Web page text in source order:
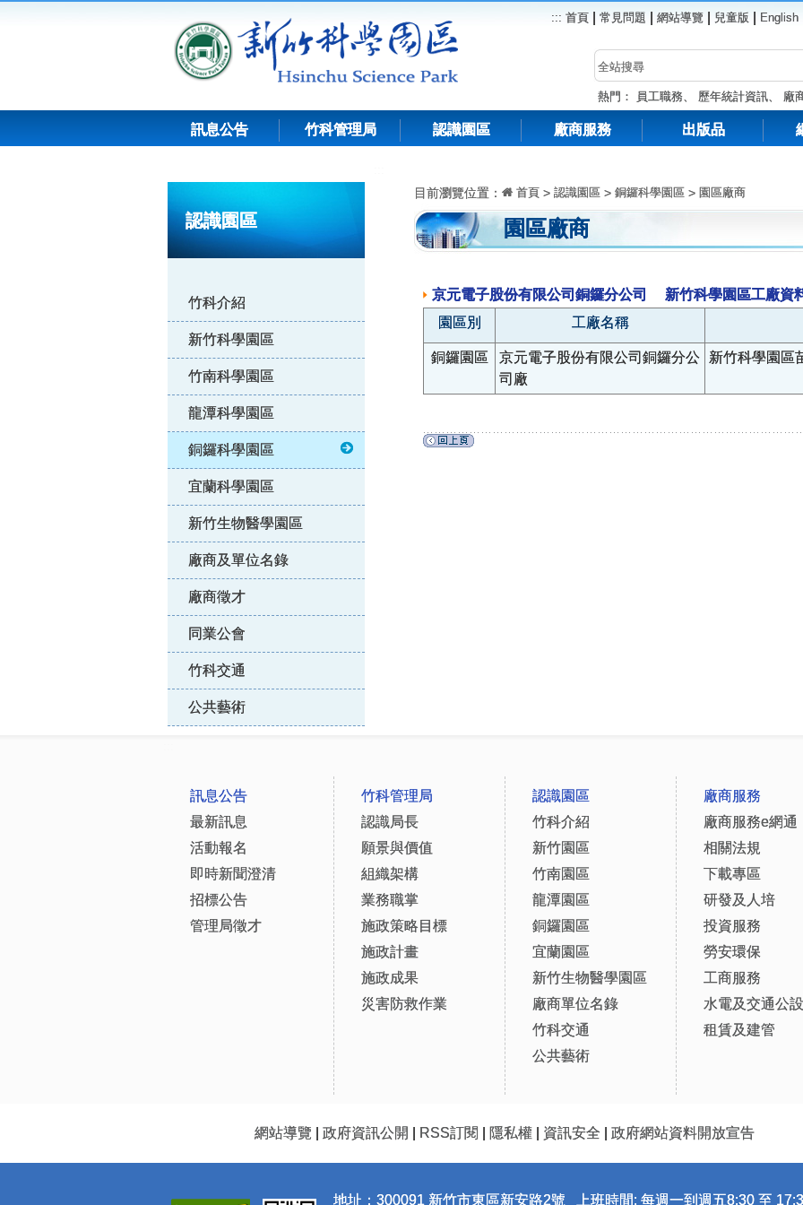
::: 首頁 常見問題 網站導覽 兒童版 English
熱門： 員工職務、 歷年統計資訊、 廠
訊息公告 竹科管理局 認識園區 廠商服務 出版品
認識園區
竹科介紹
新竹科學園區
竹南科學園區
龍潭科學園區
銅鑼科學園區
宜蘭科學園區
新竹生物醫學園區
廠商及單位名錄
廠商徵才
同業公會
竹科交通
公共藝術
目前瀏覽位置： 首頁 > 認識園區 > 銅鑼科學園區 > 園區廠商
園區廠商
京元電子股份有限公司銅鑼分公司 新竹科學園區工廠資
園區別
工廠名稱
銅鑼園區
京元電子股份有限公司銅鑼分公
司廠
新竹科學園區
訊息公告
最新訊息
活動報名
即時新聞澄清
招標公告
管理局徵才
竹科管理局
認識局長
願景與價值
組織架構
業務職掌
施政策略目標
施政計畫
施政成果
災害防救作業
認識園區
竹科介紹
新竹園區
竹南園區
龍潭園區
銅鑼園區
宜蘭園區
新竹生物醫學園區
廠商單位名錄
竹科交通
公共藝術
廠商服務
廠商服務e網通
相關法規
下載專區
研發及人培
投資服務
勞安環保
工商服務
水電及交通公設
租賃及建管
網站導覽 政府資訊公開 RSS訂閱 隱私權 資訊安全 政府網站資料開放宣告
地址：300091 新竹市東區新安路2號 上班時間: 每週一到週五8:30 至